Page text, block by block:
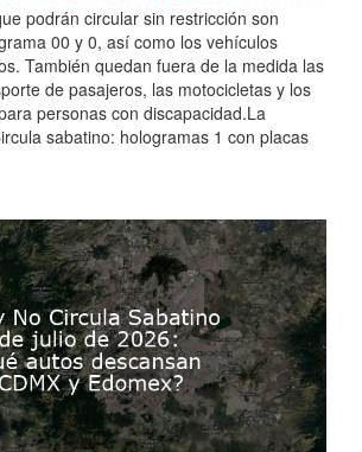
podrán circular sin restricción son
00 y 0, así como los vehículos
También quedan fuera de la medida las
de pasajeros, las motocicletas y los
personas con discapacidad.La
sabatino: hologramas 1 con placas